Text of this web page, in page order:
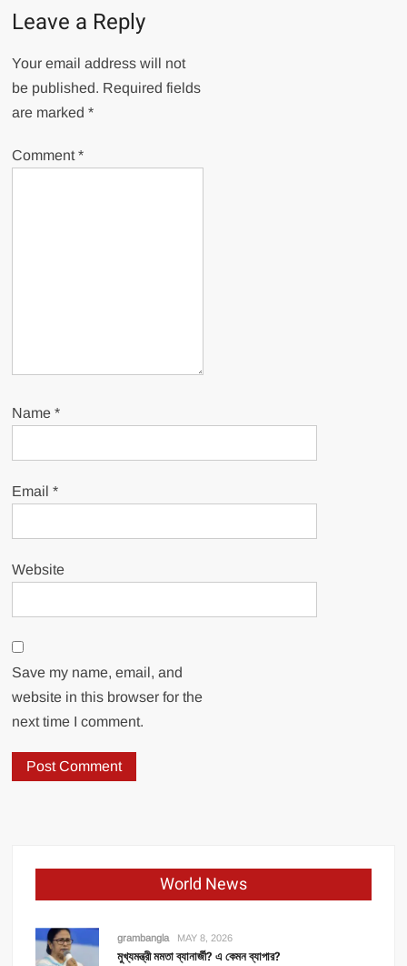
Leave a Reply
Your email address will not
be published. Required fields
are marked*
Comment*
Name*
Email*
Website
Save my name, email, and
website in this browser for the
next time I comment.
World News
grambangla MAY 8, 2026
মুখ্যমন্ত্রী মমতা ব্যানার্জী? এ কেমন ব্যাপার?